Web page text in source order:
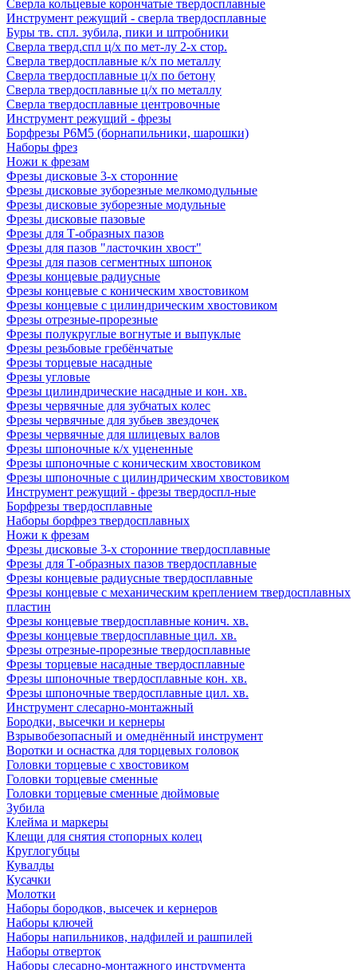
Сверла кольцевые корончатые твердосплавные
Инструмент режущий - сверла твердосплавные
Буры тв. спл. зубила, пики и штробники
Сверла тверд.спл ц/х по мет-лу 2-х стор.
Сверла твердосплавные к/х по металлу
Сверла твердосплавные ц/х по бетону
Сверла твердосплавные ц/х по металлу
Сверла твердосплавные центровочные
Инструмент режущий - фрезы
Борфрезы Р6М5 (борнапильники, шарошки)
Наборы фрез
Ножи к фрезам
Фрезы дисковые 3-х сторонние
Фрезы дисковые зуборезные мелкомодульные
Фрезы дисковые зуборезные модульные
Фрезы дисковые пазовые
Фрезы для Т-образных пазов
Фрезы для пазов "ласточкин хвост"
Фрезы для пазов сегментных шпонок
Фрезы концевые радиусные
Фрезы концевые с коническим хвостовиком
Фрезы концевые с цилиндрическим хвостовиком
Фрезы отрезные-прорезные
Фрезы полукруглые вогнутые и выпуклые
Фрезы резьбовые гребёнчатые
Фрезы торцевые насадные
Фрезы угловые
Фрезы цилиндрические насадные и кон. хв.
Фрезы червячные для зубчатых колес
Фрезы червячные для зубьев звездочек
Фрезы червячные для шлицевых валов
Фрезы шпоночные к/х уцененные
Фрезы шпоночные с коническим хвостовиком
Фрезы шпоночные с цилиндрическим хвостовиком
Инструмент режущий - фрезы твердоспл-ные
Борфрезы твердосплавные
Наборы борфрез твердосплавных
Ножи к фрезам
Фрезы дисковые 3-х сторонние твердосплавные
Фрезы для Т-образных пазов твердосплавные
Фрезы концевые радиусные твердосплавные
Фрезы концевые с механическим креплением твердосплавных
пластин
Фрезы концевые твердосплавные конич. хв.
Фрезы концевые твердосплавные цил. хв.
Фрезы отрезные-прорезные твердосплавные
Фрезы торцевые насадные твердосплавные
Фрезы шпоночные твердосплавные кон. хв.
Фрезы шпоночные твердосплавные цил. хв.
Инструмент слесарно-монтажный
Бородки, высечки и кернеры
Взрывобезопасный и омеднённый инструмент
Воротки и оснаcтка для торцевых головок
Головки торцевые с хвостовиком
Головки торцевые сменные
Головки торцевые сменные дюймовые
Зубила
Клейма и маркеры
Клещи для снятия стопорных колец
Круглогубцы
Кувалды
Кусачки
Молотки
Наборы бородков, высечек и кернеров
Наборы ключей
Наборы напильников, надфилей и рашпилей
Наборы отверток
Наборы слесарно-монтажного инструмента